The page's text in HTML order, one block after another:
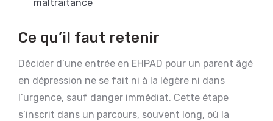
maltraitance
Ce qu’il faut retenir
Décider d’une entrée en EHPAD pour un parent âgé
en dépression ne se fait ni à la légère ni dans
l’urgence, sauf danger immédiat. Cette étape
s’inscrit dans un parcours, souvent long, où la